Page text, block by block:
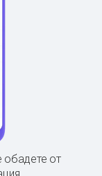
обадете от